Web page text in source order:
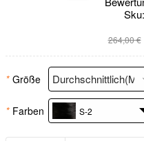
Sku:
264,00 €
* Größe
* Farben S-2